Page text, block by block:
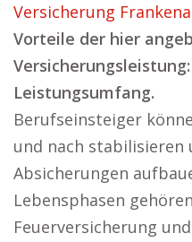
Versicherung
Vorteile der hier
Leistungsumfang.
Berufseinsteiger
und nach
Absicherungen
Lebensphasen
Feuerversicherung und